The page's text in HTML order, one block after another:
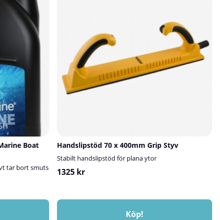
en mycket
Viktigt att
med
skydd
ålder och
mer om hur
Boat
tar bort smuts
Handslipstöd 70 x 400mm Grip Styv
Stabilt handslipstöd för plana ytor
1325 kr
Köp!